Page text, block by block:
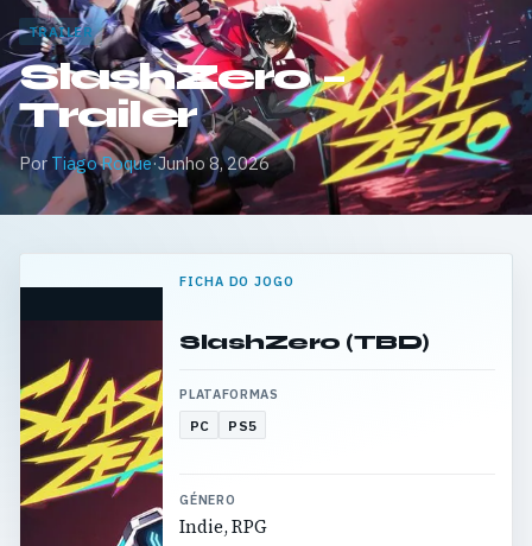
TRAILER
SlashZero –
Trailer
Por Tiago Roque·Junho 8, 2026
FICHA DO JOGO
SlashZero (TBD)
PLATAFORMAS
PC PS5
GÉNERO
Indie, RPG